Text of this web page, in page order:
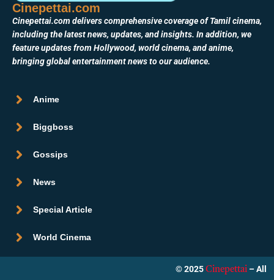
Cinepettai.com
Cinepettai.com delivers comprehensive coverage of Tamil cinema,
including the latest news, updates, and insights. In addition, we
feature updates from Hollywood, world cinema, and anime,
bringing global entertainment news to our audience.
Anime
Biggboss
Gossips
News
Special Article
World Cinema
© 2025 Cinepettai – All